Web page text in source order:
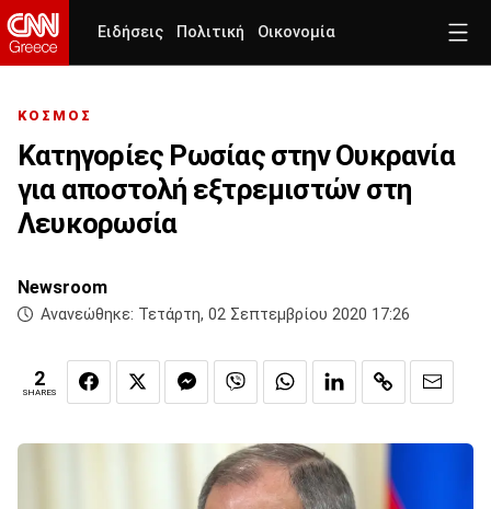
Ειδήσεις Πολιτική Οικονομία
ΚΟΣΜΟΣ
Κατηγορίες Ρωσίας στην Ουκρανία
για αποστολή εξτρεμιστών στη
Λευκορωσία
Newsroom
Ανανεώθηκε: Τετάρτη, 02 Σεπτεμβρίου 2020 17:26
2
SHARES